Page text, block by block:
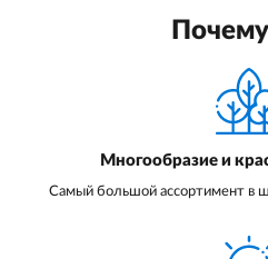
Многообразие и
Самый большой ассортимент в